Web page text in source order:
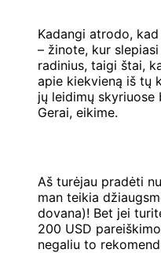
Kadangi atrodo,
– žinote, kur
radinius, taigi štai,
apie kiekvieną iš tų
jų leidimų
Gerai, eikime.
Aš turėjau pradėti
man teikia
dovana)! Bet jei
200 USD
negaliu to